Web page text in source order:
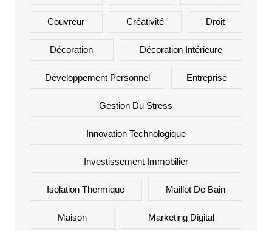
Couvreur Créativité Droit
Décoration Décoration Intérieure
Développement Personnel Entreprise
Gestion Du Stress
Innovation Technologique
Investissement Immobilier
Isolation Thermique Maillot De Bain
Maison Marketing Digital